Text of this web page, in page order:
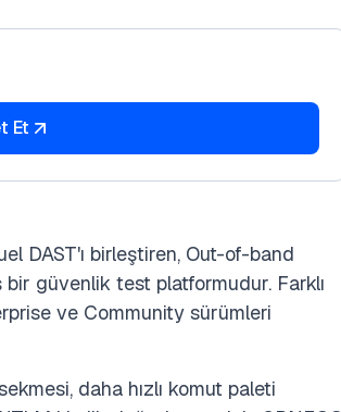
Et
DAST'ı birleştiren, Out-of-band
güvenlik test platformudur. Farklı
ve Community sürümleri
daha hızlı komut paleti